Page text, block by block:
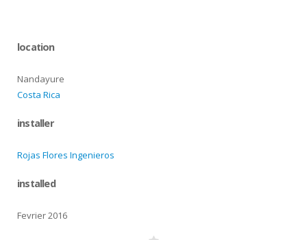
location
Nandayure
Costa Rica
installer
Rojas Flores Ingenieros
installed
Fevrier 2016